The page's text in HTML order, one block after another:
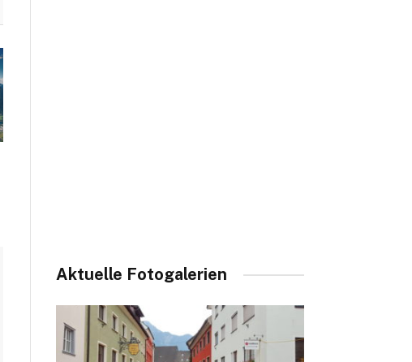
Aktuelle Fotogalerien